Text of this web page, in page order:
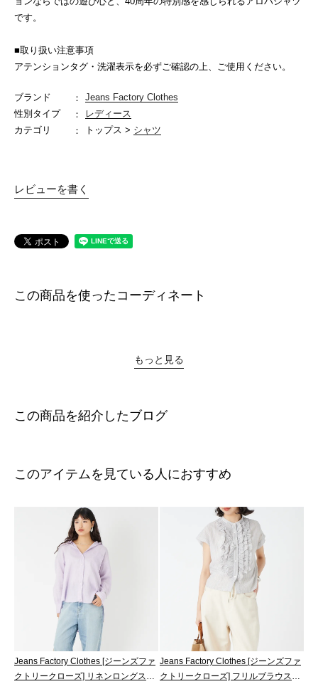
です。
■取り扱い注意事項
アテンションタグ・洗濯表示を必ずご確認の上、ご使用ください。
ブランド
Jeans Factory Clothes
性別タイプ
レディース
カテゴリ
トップス > シャツ
レビューを書く
この商品を使ったコーディネート
もっと見る
この商品を紹介したブログ
このアイテムを見ている人におすすめ
Jeans Factory Clothes [ジーンズファ
クトリークローズ] リネンロングス
Jeans Factory Clothes [ジーンズファ
クトリークローズ] フリルブラウス